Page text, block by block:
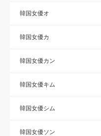
韓国女優オ
韓国女優カ
韓国女優カン
韓国女優キム
韓国女優シム
韓国女優ソン